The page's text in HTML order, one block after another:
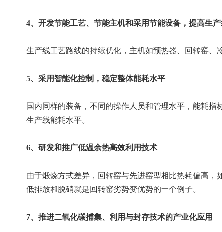
4、开发节能工艺、节能主机和采用节能设备，提高生
生产线工艺路线的持续优化，主机如预热器、回转窑
5、采用智能化控制，稳定整体能耗水平
国内同样的装备，不同的操作人员和管理水平，能耗
生产线能耗水平。
6、研发和推广低温余热高效利用技术
由于煅烧方式差异，回转窑与先进窑型相比热耗偏高
低排放和脱硝就是回转窑劣势变优势的一个例子。
7、推进二氧化碳捕集、利用与封存技术的产业化应用